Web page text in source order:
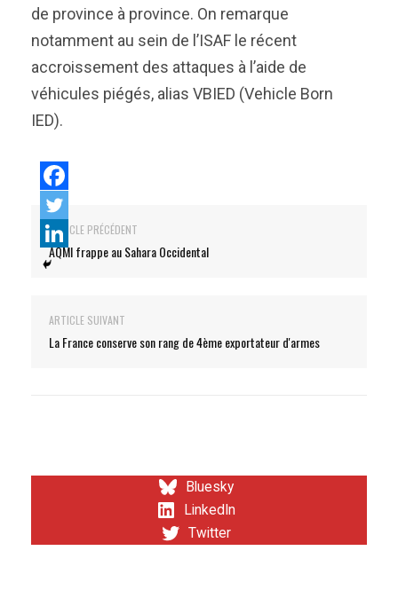
de province à province. On remarque
notamment au sein de l’ISAF le récent
accroissement des attaques à l’aide de
véhicules piégés, alias VBIED (Vehicle Born
IED).
ARTICLE PRÉCÉDENT
AQMI frappe au Sahara Occidental
ARTICLE SUIVANT
La France conserve son rang de 4ème exportateur d'armes
Bluesky
LinkedIn
Twitter